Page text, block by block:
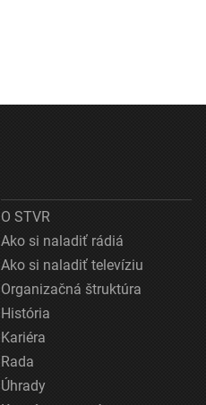
O STVR
Ako si naladiť rádiá
Ako si naladiť televíziu
Organizačná štruktúra
História
Kariéra
Rada
Úhrady